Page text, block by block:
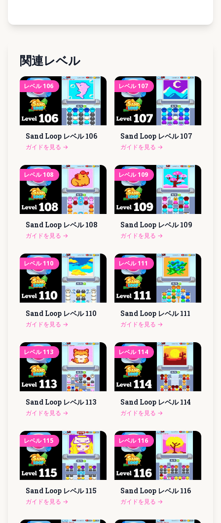
関連レベル
レベル106
Sand Loop レベル 106
ガイドを見る →
レベル107
Sand Loop レベル 107
ガイドを見る →
レベル108
Sand Loop レベル 108
ガイドを見る →
レベル109
Sand Loop レベル 109
ガイドを見る →
レベル110
Sand Loop レベル 110
ガイドを見る →
レベル111
Sand Loop レベル 111
ガイドを見る →
レベル113
Sand Loop レベル 113
ガイドを見る →
レベル114
Sand Loop レベル 114
ガイドを見る →
レベル115
Sand Loop レベル 115
ガイドを見る →
レベル116
Sand Loop レベル 116
ガイドを見る →